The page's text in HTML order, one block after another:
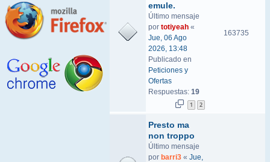
emule.
Último mensaje
por totiyeah «
Jue, 06 Ago
2026, 13:48
Publicado en
Peticiones y
Ofertas
Respuestas: 19
1 2
163735
Presto ma
non troppo
Último mensaje
por barri3 « Jue,